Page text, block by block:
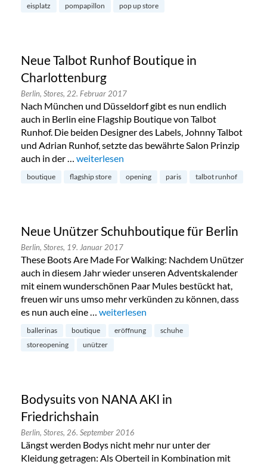
eisplatz pompapillon pop up store
Neue Talbot Runhof Boutique in
Charlottenburg
Berlin, Stores, 22. Februar 2017
Nach München und Düsseldorf gibt es nun endlich
auch in Berlin eine Flagship Boutique von Talbot
Runhof. Die beiden Designer des Labels, Johnny Talbot
und Adrian Runhof, setzte das bewährte Salon Prinzip
auch in der … „Neue Talbot Runhof Boutique in
weiterlesen
boutique flagship store opening paris talbot runhof
Neue Unützer Schuhboutique für Berlin
Berlin, Stores, 19. Januar 2017
These Boots Are Made For Walking: Nachdem Unützer
auch in diesem Jahr wieder unseren Adventskalender
mit einem wunderschönen Paar Mules bestückt hat,
freuen wir uns umso mehr verkünden zu können, dass
es nun auch eine … „Neue Unützer Schuhboutique für Berlin“
weiterlesen
ballerinas boutique eröffnung
schuhe
storeopening
unützer
Bodysuits von NANA AKI in
Friedrichshain
Berlin, Stores, 26. September 2016
Längst werden Bodys nicht mehr nur unter der
Kleidung getragen: Als Oberteil in Kombination mit